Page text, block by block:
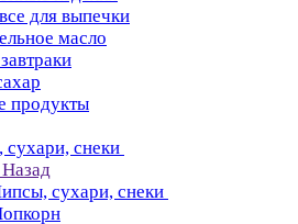
для выпечки
масло
продукты
снеки
Назад
сухари, снеки